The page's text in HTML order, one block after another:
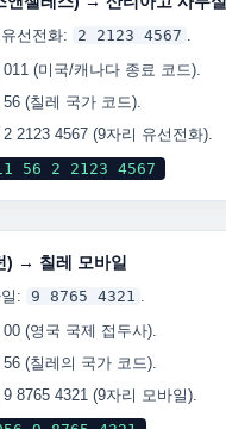
선전화: 2 2123 4567 .
011 (미국/캐나다 종료 코드).
56 (칠레 국가 코드).
2 2123 4567 (9자리 유선전화).
56 2 2123 4567
) → 칠레 모바일
: 9 8765 4321 .
00 (영국 국제 접두사).
56 (칠레의 국가 코드).
9 8765 4321 (9자리 모바일).